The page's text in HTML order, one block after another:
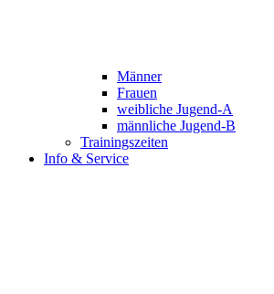
Männer
Frauen
weibliche Jugend-A
männliche Jugend-B
Trainingszeiten
Info & Service